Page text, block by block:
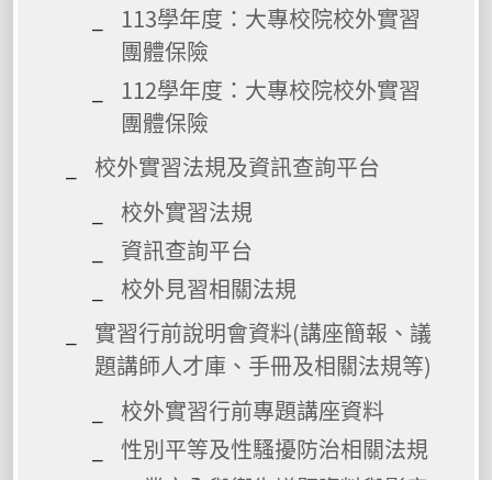
113學年度：大專校院校外實習
團體保險
112學年度：大專校院校外實習
團體保險
校外實習法規及資訊查詢平台
校外實習法規
資訊查詢平台
校外見習相關法規
實習行前說明會資料(講座簡報、議
題講師人才庫、手冊及相關法規等)
校外實習行前專題講座資料
性別平等及性騷擾防治相關法規